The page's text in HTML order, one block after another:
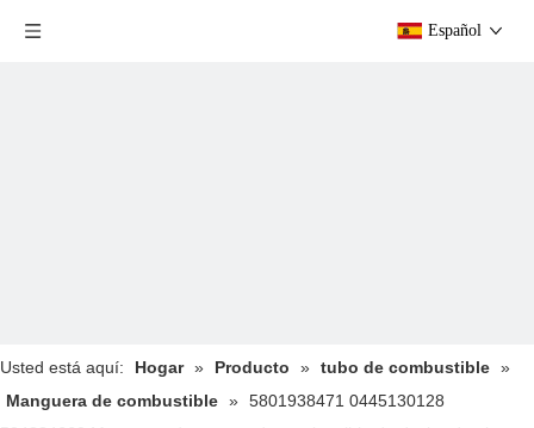
Español
Usted está aquí: Hogar » Producto » tubo de combustible »
Manguera de combustible » 5801938471 0445130128